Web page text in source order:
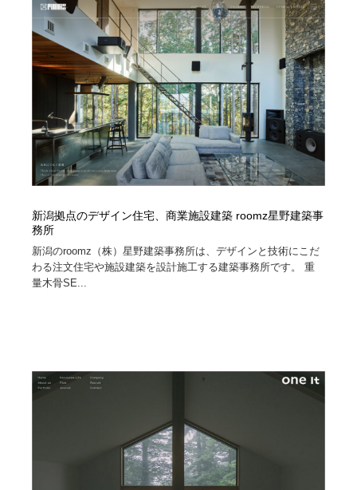
新潟拠点のデザイン住宅、商業施設建築 roomz星野建築事
務所
新潟のroomz（株）星野建築事務所は、デザインと技術にこだ
わる注文住宅や施設建築を設計施工する建築事務所です。 重
量木骨SE...